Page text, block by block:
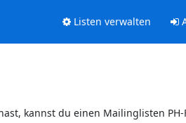
Listen verwalten
kannst du einen Mailinglisten